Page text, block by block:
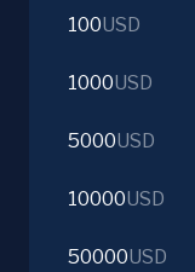
100USD
1000USD
5000USD
10000USD
50000USD